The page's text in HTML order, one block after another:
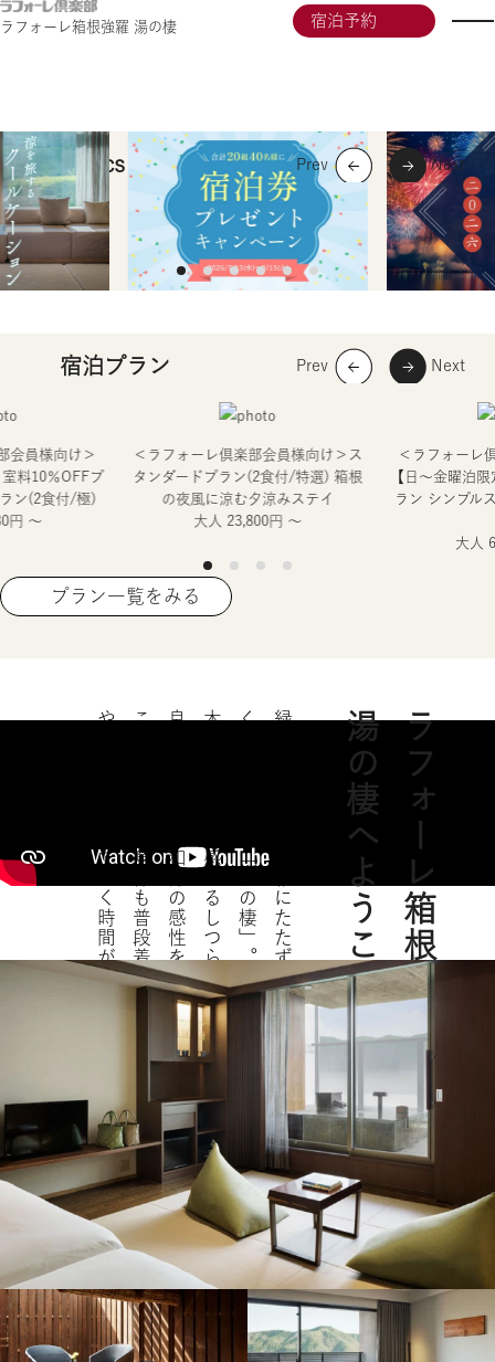
ラフォーレ箱根強羅 湯の棲 宿泊予約
ラフォーレ箱根強羅
湯の棲
会員価格で
Topics
宿泊プラン
会員様向け＞
料10％OFFプ
ン(2食付/極)
円 ～
＜ラフォーレ倶楽部会員様向け＞ス
タンダードプラン(2食付/特選) 箱根
の夜風に涼む夕涼みステイ
大人 23,800円 ～
＜ラフォーレ
【日～金曜泊
ラン シンプル
大人
プラン一覧をみる
ラフォーレ箱根強羅
湯の棲へようこそ
緑あふれる箱根強羅にたたずむ、
くつろぎの湯宿「湯の棲」。
木のぬくもりを感じるしつらえ、
良質ないで湯、和洋の感性を活かした料理―
ここには、心も身体も普段着のまま
やさしく包まれてゆく時間があります。